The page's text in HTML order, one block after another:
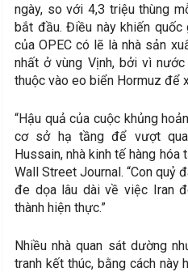
ngày, so với 4,3 triệu thùng
bắt đầu. Điều này khiến
của OPEC có lẽ là nhà sản
nhất ở vùng Vịnh, bởi vì
thuộc vào eo biển Hormuz để
“Hậu quả của cuộc khủng
cơ sở hạ tầng để vượt qua
Hussain, nhà kinh tế hàng
Wall Street Journal. “Con quỷ
đe dọa lâu dài về việc Iran
thành hiện thực.”
Nhiều nhà quan sát dường
tranh kết thúc, bằng cách này